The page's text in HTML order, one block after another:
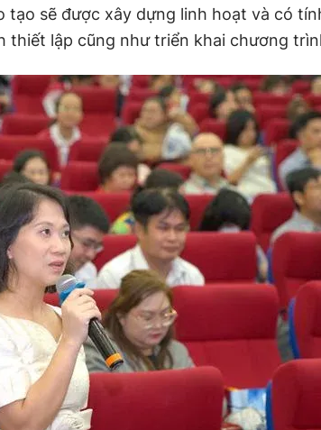
tạo sẽ được xây dựng linh hoạt và có
thiết lập cũng như triển khai chương